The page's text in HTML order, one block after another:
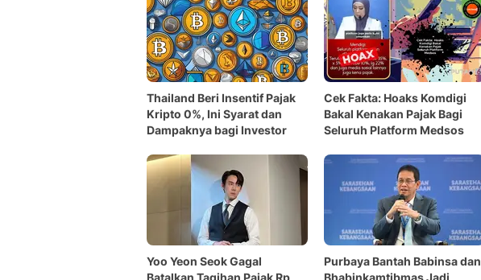
Thailand Beri Insentif Pajak
Kripto 0%, Ini Syarat dan
Dampaknya bagi Investor
Cek Fakta: Hoaks Komdigi
Bakal Kenakan Pajak Bagi
Seluruh Platform Medsos
Yoo Yeon Seok Gagal
Batalkan Tagihan Pajak Rp
Purbaya Bantah Babinsa dan
Bhabinkamtibmas Jadi